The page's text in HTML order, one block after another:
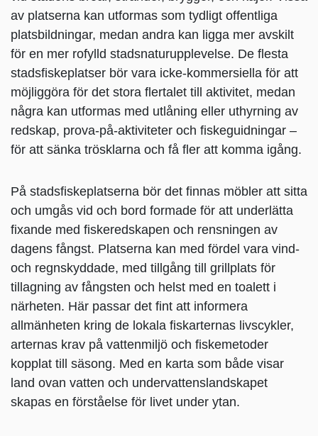
av platserna kan utformas som tydligt offentliga
platsbildningar, medan andra kan ligga mer avskilt
för en mer rofylld stadsnaturupplevelse. De flesta
stadsfiskeplatser bör vara icke-kommersiella för att
möjliggöra för det stora flertalet till aktivitet, medan
några kan utformas med utlåning eller uthyrning av
redskap, prova-på-aktiviteter och fiskeguidningar –
för att sänka trösklarna och få fler att komma igång.
På stadsfiskeplatserna bör det finnas möbler att sitta
och umgås vid och bord formade för att underlätta
fixande med fiskeredskapen och rensningen av
dagens fångst. Platserna kan med fördel vara vind-
och regnskyddade, med tillgång till grillplats för
tillagning av fångsten och helst med en toalett i
närheten. Här passar det fint att informera
allmänheten kring de lokala fiskarternas livscykler,
arternas krav på vattenmiljö och fiskemetoder
kopplat till säsong. Med en karta som både visar
land ovan vatten och undervattenslandskapet
skapas en förståelse för livet under ytan.